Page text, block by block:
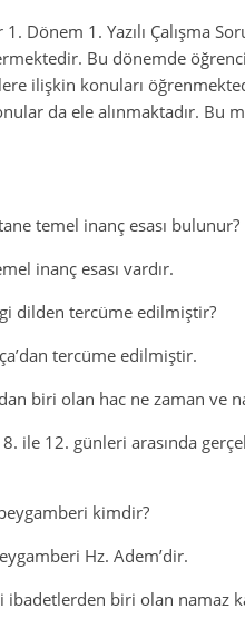
1. Dönem 1. Yazılı Çalışma
Bu dönemde
ilişkin konuları
da ele alınmaktadır. Bu
temel inanç esası bulunur?
inanç esası vardır.
dilden tercüme edilmiştir?
tercüme edilmiştir.
biri olan hac ne zaman ve
8. ile 12. günleri arasında
kimdir?
Hz. Adem’dir.
ibadetlerden biri olan namaz